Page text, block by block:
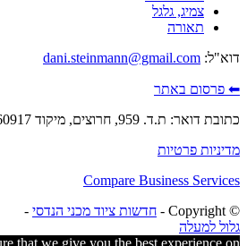
צמיג, גלגל
תאורה
דוא"ל: dani.steinmann@gmail.com
⬅ פרסום באתר
כתובת דואר: ת.ד. 959, חרוצים, מיקוד 60917
מדיניות פרטיות
Compare Business Services
© ‫Copyright -
חדשות ציוד מכני הנדסי -
גלול למעלה
that we give you the best experience on